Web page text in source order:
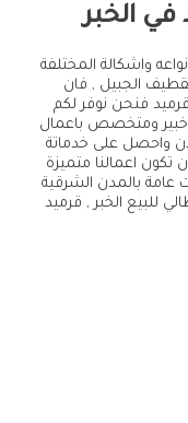
في الخبر
واشكالة المختلفة
الجبيل , فان
فنحن نوفر لكم
خبير ومتخصص باعمال
واحصل على خدماتة
اعمالنا متميزة
بالمدن الشرقية
للبيع الخبر , قرميد